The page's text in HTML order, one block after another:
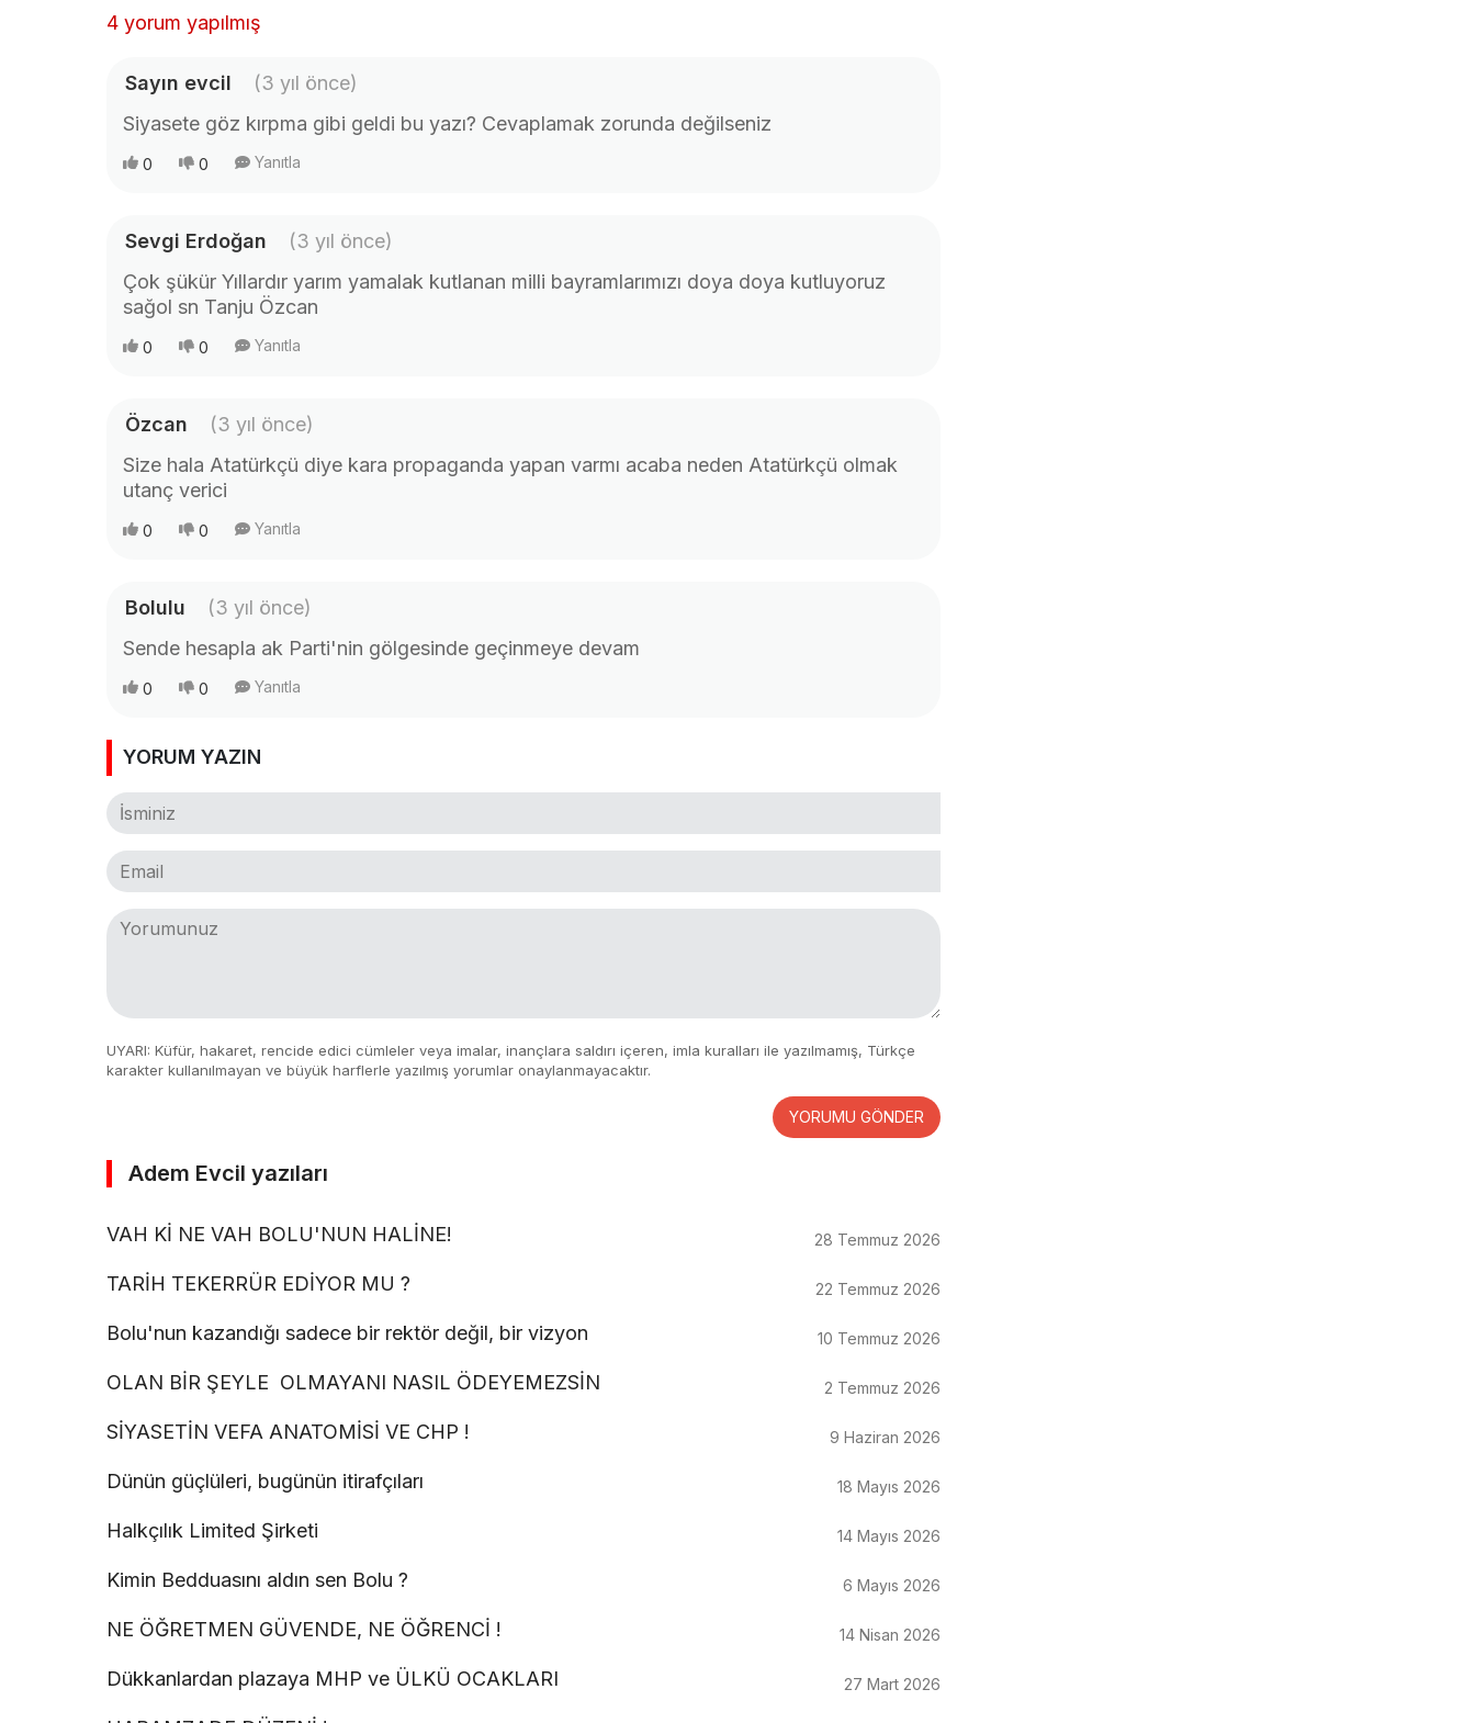
4 yorum yapılmış
Sayın evcil
(3 yıl önce)
Siyasete göz kırpma gibi geldi bu yazı? Cevaplamak zorunda değilseniz
0 0 Yanıtla
Sevgi Erdoğan
(3 yıl önce)
Çok şükür Yıllardır yarım yamalak kutlanan milli bayramlarımızı doya doya kutluyoruz
sağol sn Tanju Özcan
0 0 Yanıtla
Özcan
(3 yıl önce)
Size hala Atatürkçü diye kara propaganda yapan varmı acaba neden Atatürkçü olmak
utanç verici
0 0 Yanıtla
Bolulu
(3 yıl önce)
Sende hesapla ak Parti'nin gölgesinde geçinmeye devam
0 0 Yanıtla
YORUM YAZIN
UYARI: Küfür, hakaret, rencide edici cümleler veya imalar, inançlara saldırı içeren, imla kuralları ile yazılmamış, Türkçe
karakter kullanılmayan ve büyük harflerle yazılmış yorumlar onaylanmayacaktır.
YORUMU GÖNDER
Adem Evcil yazıları
VAH Kİ NE VAH BOLU'NUN HALİNE! 28 Temmuz 2026
TARİH TEKERRÜR EDİYOR MU ? 22 Temmuz 2026
Bolu'nun kazandığı sadece bir rektör değil, bir vizyon 10 Temmuz 2026
OLAN BİR ŞEYLE OLMAYANI NASIL ÖDEYEMEZSİN 2 Temmuz 2026
SİYASETİN VEFA ANATOMİSİ VE CHP ! 9 Haziran 2026
Dünün güçlüleri, bugünün itirafçıları 18 Mayıs 2026
Halkçılık Limited Şirketi 14 Mayıs 2026
Kimin Bedduasını aldın sen Bolu ? 6 Mayıs 2026
NE ÖĞRETMEN GÜVENDE, NE ÖĞRENCİ ! 14 Nisan 2026
Dükkanlardan plazaya MHP ve ÜLKÜ OCAKLARI 27 Mart 2026